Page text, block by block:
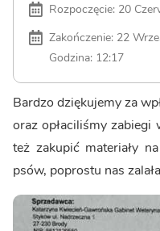
Rozpoczęcie: 20
Zakończenie: 22
Godzina: 12:17
Bardzo dziękujemy za
oraz opłaciliśmy zabiegi
też zakupić materiały
psów, poprostu nas